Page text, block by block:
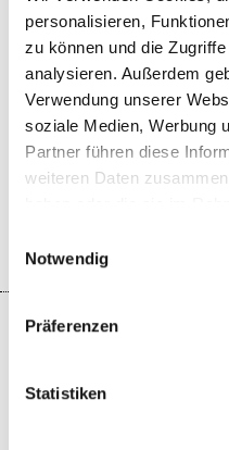
personalisieren,
zu können und die
analysieren. Außerdem
Verwendung unserer
soziale Medien, Werbung
Partner führen diese
weiteren Daten
Notwendig
Präferenzen
Statistiken
T+39 0473 945845
DID YOU FIND THIS
YES NO
+